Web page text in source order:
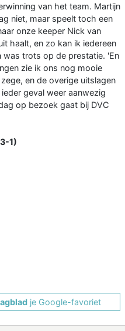
van het team. Martijn
niet, maar speelt toch een
onze keeper Nick van
haalt, en zo kan ik iedereen
was trots op de prestatie. 'En
zie ik ons nog mooie
en de overige uitslagen
geval weer aanwezig
op bezoek gaat bij DVC
1)
je Google-favoriet